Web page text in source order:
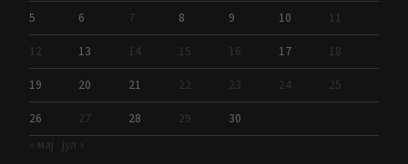
5 6 7 8 9 10 11
12 13 14 15 16 17 18
19 20 21 22 23 24 25
26 27 28 29
30
« мај
јул »